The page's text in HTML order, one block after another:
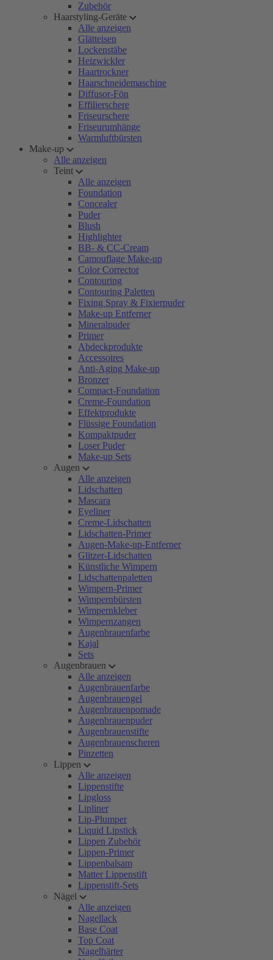
Zubehör
Haarstyling-Geräte
Alle anzeigen
Glätteisen
Lockenstäbe
Heizwickler
Haartrockner
Haarschneidemaschine
Diffusor-Fön
Effilierschere
Friseurschere
Friseurumhänge
Warmluftbürsten
Make-up
Alle anzeigen
Teint
Alle anzeigen
Foundation
Concealer
Puder
Blush
Highlighter
BB- & CC-Cream
Camouflage Make-up
Color Corrector
Contouring
Contouring Paletten
Fixing Spray & Fixierpuder
Make-up Entferner
Mineralpuder
Primer
Abdeckprodukte
Accessoires
Anti-Aging Make-up
Bronzer
Compact-Foundation
Creme-Foundation
Effektprodukte
Flüssige Foundation
Kompaktpuder
Loser Puder
Make-up Sets
Augen
Alle anzeigen
Lidschatten
Mascara
Eyeliner
Creme-Lidschatten
Lidschatten-Primer
Augen-Make-up-Entferner
Glitzer-Lidschatten
Künstliche Wimpern
Lidschattenpaletten
Wimpern-Primer
Wimpernbürsten
Wimpernkleber
Wimpernzangen
Augenbrauenfarbe
Kajal
Sets
Augenbrauen
Alle anzeigen
Augenbrauenfarbe
Augenbrauengel
Augenbrauenpomade
Augenbrauenpuder
Augenbrauenstifte
Augenbrauenscheren
Pinzetten
Lippen
Alle anzeigen
Lippenstifte
Lipgloss
Lipliner
Lip-Plumper
Liquid Lipstick
Lippen Zubehör
Lippen-Primer
Lippenbalsam
Matter Lippenstift
Lippenstift-Sets
Nägel
Alle anzeigen
Nagellack
Base Coat
Top Coat
Nagelhärter